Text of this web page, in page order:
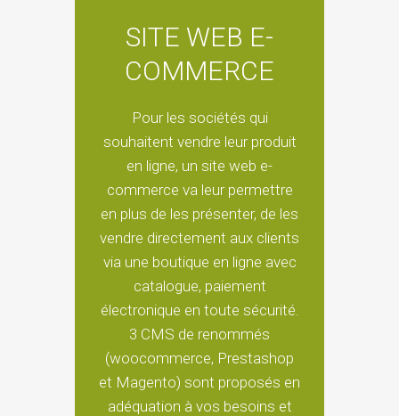
SITE WEB E-
COMMERCE
Pour les sociétés qui
souhaitent vendre leur produit
en ligne, un site web e-
commerce va leur permettre
en plus de les présenter, de les
vendre directement aux clients
via une boutique en ligne avec
catalogue, paiement
électronique en toute sécurité.
3 CMS de renommés
(woocommerce, Prestashop
et Magento) sont proposés en
adéquation à vos besoins et